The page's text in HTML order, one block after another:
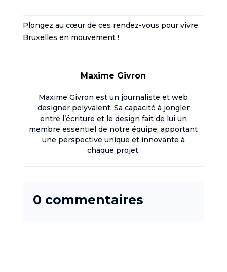
Plongez au cœur de ces rendez-vous pour vivre
Bruxelles en mouvement !
Maxime Givron
Maxime Givron est un journaliste et web
designer polyvalent. Sa capacité à jongler
entre l’écriture et le design fait de lui un
membre essentiel de notre équipe, apportant
une perspective unique et innovante à
chaque projet.
0 commentaires